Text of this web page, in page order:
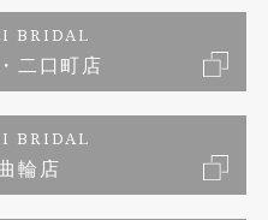
婚約指輪
ズプラン
BRIDAL
二口町店
BRIDAL
輪店